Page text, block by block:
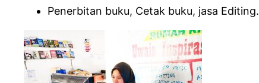
Penerbitan buku, Cetak buku, jasa Editing.